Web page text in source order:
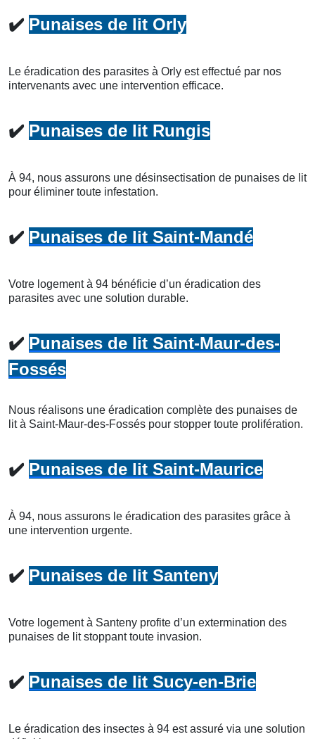
✔️ Punaises de lit Orly
Le éradication des parasites à Orly est effectué par nos
intervenants avec une intervention efficace.
✔️ Punaises de lit Rungis
À 94, nous assurons une désinsectisation de punaises de lit
pour éliminer toute infestation.
✔️ Punaises de lit Saint-Mandé
Votre logement à 94 bénéficie d’un éradication des
parasites avec une solution durable.
✔️ Punaises de lit Saint-Maur-des-
Fossés
Nous réalisons une éradication complète des punaises de
lit à Saint-Maur-des-Fossés pour stopper toute prolifération.
✔️ Punaises de lit Saint-Maurice
À 94, nous assurons le éradication des parasites grâce à
une intervention urgente.
✔️ Punaises de lit Santeny
Votre logement à Santeny profite d’un extermination des
punaises de lit stoppant toute invasion.
✔️ Punaises de lit Sucy-en-Brie
Le éradication des insectes à 94 est assuré via une solution